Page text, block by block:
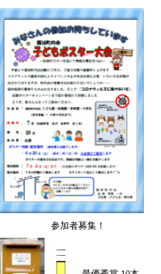
参加者募集！